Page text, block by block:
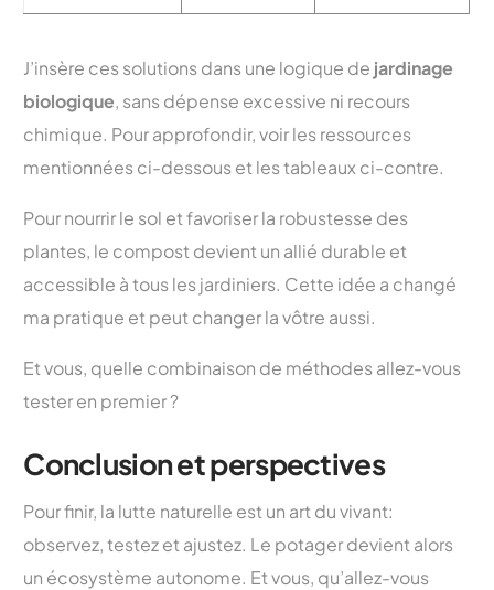
J’insère ces solutions dans une logique de jardinage
biologique, sans dépense excessive ni recours
chimique. Pour approfondir, voir les ressources
mentionnées ci-dessous et les tableaux ci-contre.
Pour nourrir le sol et favoriser la robustesse des
plantes, le compost devient un allié durable et
accessible à tous les jardiniers. Cette idée a changé
ma pratique et peut changer la vôtre aussi.
Et vous, quelle combinaison de méthodes allez-vous
tester en premier ?
Conclusion et perspectives
Pour finir, la lutte naturelle est un art du vivant:
observez, testez et ajustez. Le potager devient alors
un écosystème autonome. Et vous, qu’allez-vous